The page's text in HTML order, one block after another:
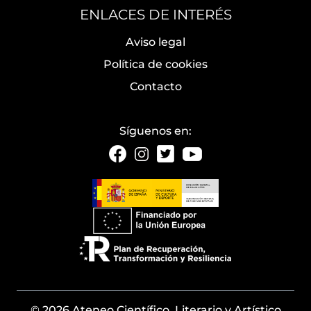
ENLACES DE INTERÉS
Aviso legal
Política de cookies
Contacto
Síguenos en: